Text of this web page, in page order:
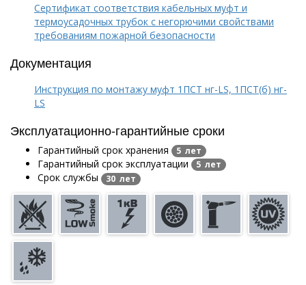
Сертификат соответствия кабельных муфт и
термоусадочных трубок с негорючими свойствами
требованиям пожарной безопасности
Документация
Инструкция по монтажу муфт 1ПСТ нг-LS, 1ПСТ(б) нг-
LS
Эксплуатационно-гарантийные сроки
Гарантийный срок хранения 5 лет
Гарантийный срок эксплуатации 5 лет
Срок службы 30 лет